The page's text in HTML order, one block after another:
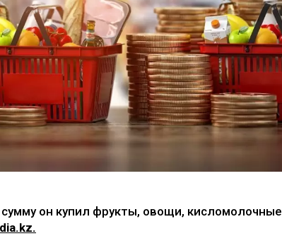
он купил фрукты, овощи, кисломолочные